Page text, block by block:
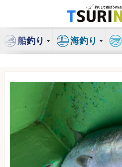
ン
船釣り 海釣り